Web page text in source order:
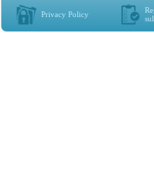
Privacy Policy